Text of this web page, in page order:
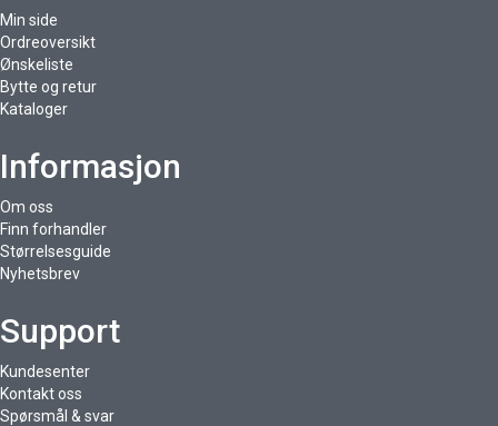
Min side
Ordreoversikt
Ønskeliste
Bytte og retur
Kataloger
Informasjon
Om oss
Finn forhandler
Størrelsesguide
Nyhetsbrev
Support
Kundesenter
Kontakt oss
Spørsmål & svar